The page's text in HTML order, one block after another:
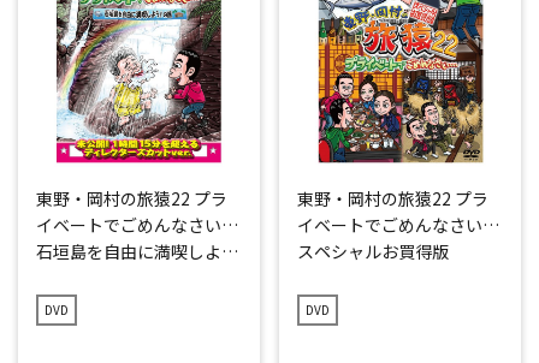
東野・岡村の旅猿22 プラ
イベートでごめんなさい…
石垣島を自由に満喫しよ
DVD
東野・岡村の旅猿22 プラ
イベートでごめんなさい…
スペシャルお買得版
DVD